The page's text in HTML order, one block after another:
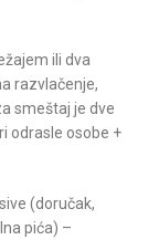
ili dva
razvlačenje,
smeštaj je dve
odrasle osobe +
(doručak,
pića) –